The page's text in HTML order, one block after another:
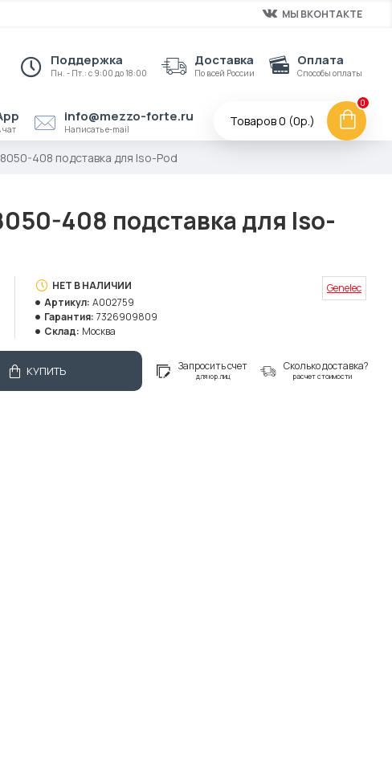
МЫ ВКОНТАКТЕ
Поддержка
Пн. - Пт.: с 9:00 до 18:00
Доставка
По всей России
Оплата
Способы оплаты
чат
info@mezzo-forte.ru
Написать e-mail
Товаров 0 (0р.)
0
8050-408 подставка для Iso-Pod
408 подставка для Iso-
НЕТ В НАЛИЧИИ
Артикул: A002759
Гарантия: 7326909809
Склад: Москва
Genelec
КУПИТЬ Запросить счет
для юр.лиц
Сколько доставка?
расчет стоимости